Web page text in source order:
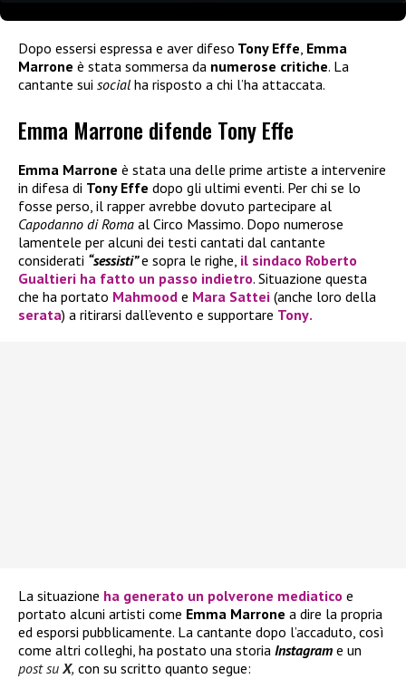
Dopo essersi espressa e aver difeso Tony Effe Emma
Marrone è stata sommersa da numerose critiche. La
cantante sui social ha risposto a chi l’ha attaccata.
Emma Marrone difende Tony Effe
Emma Marrone è stata una delle prime artiste a intervenire
in difesa di Tony Effe dopo gli ultimi eventi. Per chi se lo
fosse perso, il rapper avrebbe dovuto partecipare al
Capodanno di Roma al Circo Massimo. Dopo numerose
lamentele per alcuni dei testi cantati dal cantante
considerati “sessisti”e sopra le righe, il sindaco Roberto
Gualtieri ha fatto un passo indietro. Situazione questa
che ha portato Mahmood e Mara Sattei (anche loro della
serata) a ritirarsi dall’evento e supportare Tony.
La situazione ha generato un polverone mediatico e
portato alcuni artisti come Emma Marrone a dire la propria
ed esporsi pubblicamente. La cantante dopo l’accaduto, così
come altri colleghi, ha postato una storia Instagram e un
post su X, con su scritto quanto segue: